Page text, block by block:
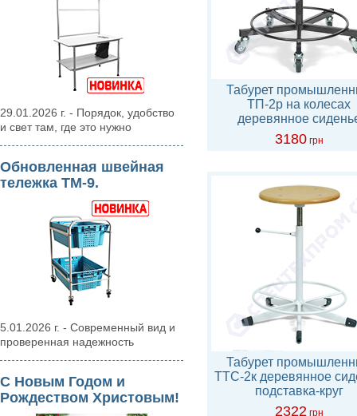
29.01.2026 г. - Порядок, удобство
и свет там, где это нужно
Обновленная швейная
тележка ТМ-9.
5.01.2026 г. - Современный вид и
проверенная надежность
С Новым Годом и
Рождеством Христовым!
Табурет
ТП-2р на колесах
деревянное
3180 грн
Табурет
ТТС-2к деревянное
подставка-круг
2322 грн